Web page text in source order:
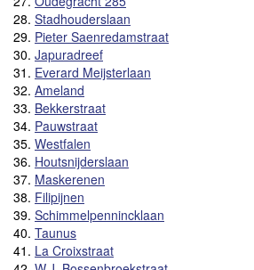
28. Stadhouderslaan
29. Pieter Saenredamstraat
30. Japuradreef
31. Everard Meijsterlaan
32. Ameland
33. Bekkerstraat
34. Pauwstraat
35. Westfalen
36. Houtsnijderslaan
37. Maskerenen
38. Filipijnen
39. Schimmelpennincklaan
40. Taunus
41. La Croixstraat